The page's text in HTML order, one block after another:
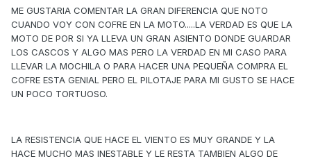
ME GUSTARIA COMENTAR LA GRAN DIFERENCIA QUE NOTO
CUANDO VOY CON COFRE EN LA MOTO.....LA VERDAD ES QUE LA
MOTO DE POR SI YA LLEVA UN GRAN ASIENTO DONDE GUARDAR
LOS CASCOS Y ALGO MAS PERO LA VERDAD EN MI CASO PARA
LLEVAR LA MOCHILA O PARA HACER UNA PEQUEÑA COMPRA EL
COFRE ESTA GENIAL PERO EL PILOTAJE PARA MI GUSTO SE HACE
UN POCO TORTUOSO.
LA RESISTENCIA QUE HACE EL VIENTO ES MUY GRANDE Y LA
HACE MUCHO MAS INESTABLE Y LE RESTA TAMBIEN ALGO DE